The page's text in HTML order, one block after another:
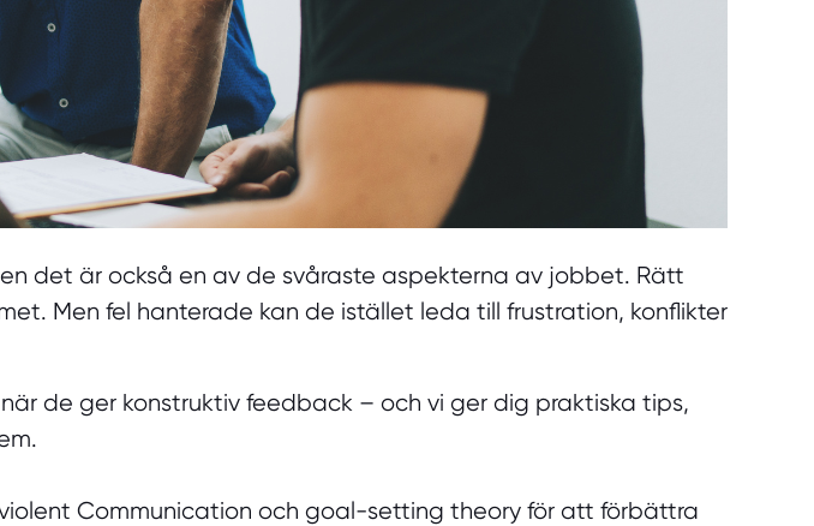
det är också en av de svåraste aspekterna av jobbet. Rätt
Men fel hanterade kan de istället leda till frustration, konflikter
de ger konstruktiv feedback – och vi ger dig praktiska tips,
Communication och goal-setting theory för att förbättra